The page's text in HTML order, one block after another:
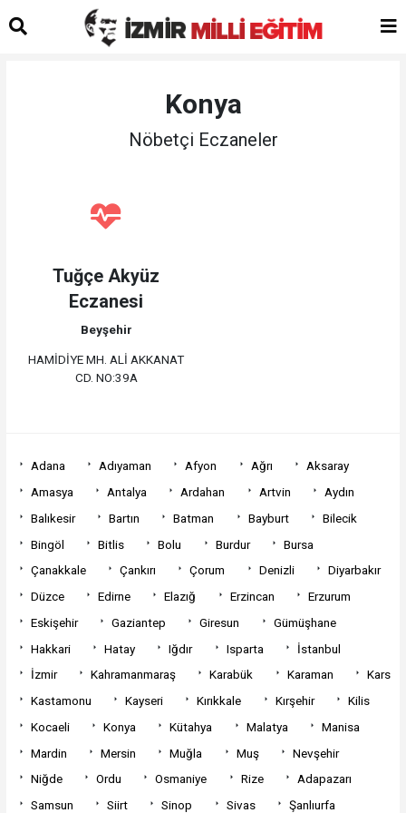
Konya
Nöbetçi Eczaneler
Tuğçe Akyüz
Eczanesi
Beyşehir
HAMİDİYE MH. ALİ AKKANAT
CD. NO:39A
Adana Adıyaman Afyon Ağrı
Aksaray
Amasya
Antalya Ardahan Artvin
Aydın
Balıkesir
Bartın Batman Bayburt
Bilecik
Bingöl
Bitlis Bolu Burdur
Bursa
Çanakkale
Çankırı Çorum Denizli
Diyarbakır
Düzce
Edirne Elazığ Erzincan
Erzurum
Eskişehir
Gaziantep Giresun
Gümüşhane
Hakkari
Hatay Iğdır Isparta
İstanbul
İzmir
Kahramanmaraş Karabük Karaman
Kars
Kastamonu
Kayseri Kırıkkale Kırşehir
Kilis
Kocaeli
Konya Kütahya Malatya
Manisa
Mardin
Mersin Muğla Muş
Nevşehir
Niğde
Ordu Osmaniye Rize
Adapazarı
Samsun
Siirt Sinop Sivas Şanlıurfa